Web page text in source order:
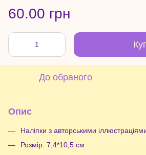
60.00 грн
До обраного
Опис
Наліпки з авторськими
Розмір: 7,4*10,5 см